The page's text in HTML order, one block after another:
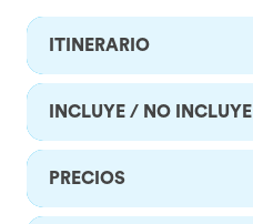
ITINERARIO
INCLUYE / NO INCLUYE
PRECIOS